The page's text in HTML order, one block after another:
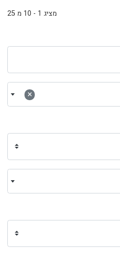
×
מציג 1 - 10 מ 25